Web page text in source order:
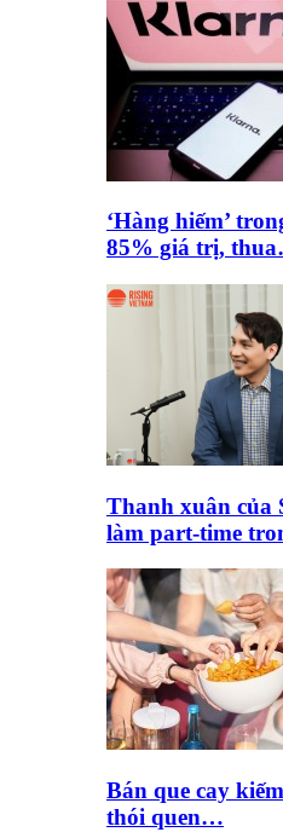
‘Hàng hiếm’
85% giá trị,
Thanh xuân của
làm part-time
Bán que cay
thói quen…